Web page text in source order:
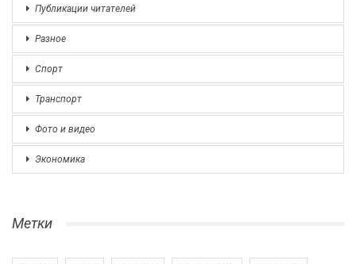
Публикации читателей
Разное
Спорт
Транспорт
Фото и видео
Экономика
Метки